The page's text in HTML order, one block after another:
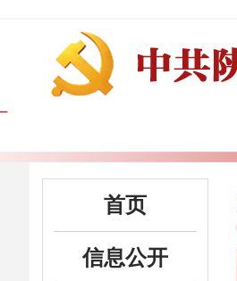
首页
信息公开